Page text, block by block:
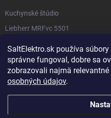
SaltElektro.sk používa
správne fungoval, dobre sa
zobrazovali najmä relevantné
osobných údajov.
Kuchynské štúdio
Liebherr MRFvc 5501
Spotrebiče Miele
Biela technika